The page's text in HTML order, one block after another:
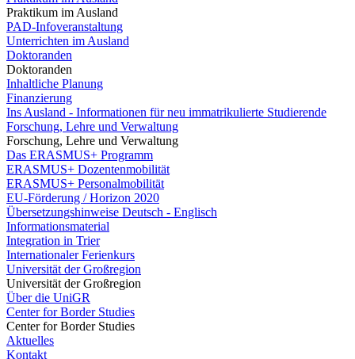
Praktikum im Ausland
PAD-Infoveranstaltung
Unterrichten im Ausland
Doktoranden
Doktoranden
Inhaltliche Planung
Finanzierung
Ins Ausland - Informationen für neu immatrikulierte Studierende
Forschung, Lehre und Verwaltung
Forschung, Lehre und Verwaltung
Das ERASMUS+ Programm
ERASMUS+ Dozentenmobilität
ERASMUS+ Personalmobilität
EU-Förderung / Horizon 2020
Übersetzungshinweise Deutsch - Englisch
Informationsmaterial
Integration in Trier
Internationaler Ferienkurs
Universität der Großregion
Universität der Großregion
Über die UniGR
Center for Border Studies
Center for Border Studies
Aktuelles
Kontakt